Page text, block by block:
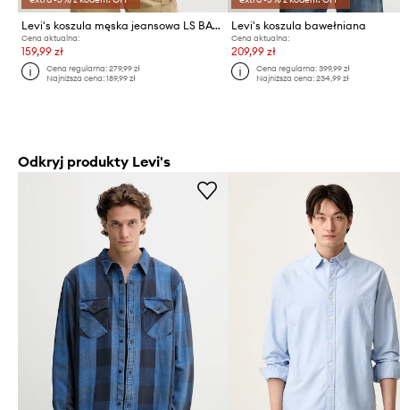
Levi's koszula męska jeansowa LS BATTERY HM SHIRT SLIM
Cena aktualna:
159,99 zł
Cena regularna:279,99 zł
Najniższa cena:189,99 zł
Levi's koszula bawełniana
Cena aktualna:
209,99 zł
Cena regularna: 399,99 zł
Najniższa cena: 234,99 zł
Odkryj produkty Levi's